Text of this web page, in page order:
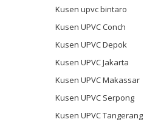
Kusen upvc bintaro
Kusen UPVC Conch
Kusen UPVC Depok
Kusen UPVC Jakarta
Kusen UPVC Makassar
Kusen UPVC Serpong
Kusen UPVC Tangerang